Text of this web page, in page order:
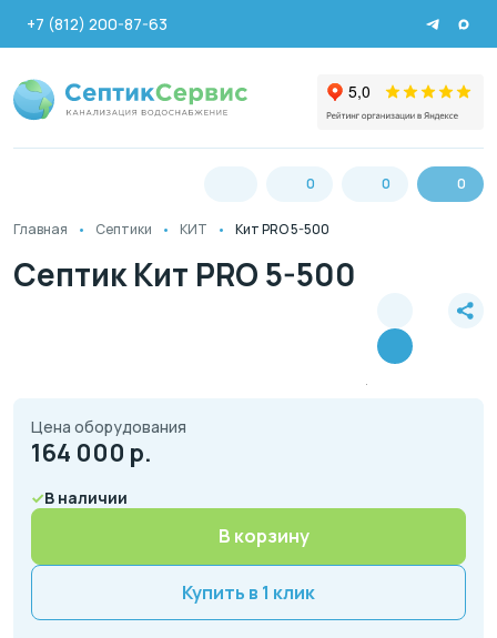
+7 (812) 200-87-63
0 0 0
Главная Септики КИТ Кит PRO 5-500
Септик Кит PRO 5-500
Цена оборудования
164 000 р.
В наличии
В корзину
Купить в 1 клик